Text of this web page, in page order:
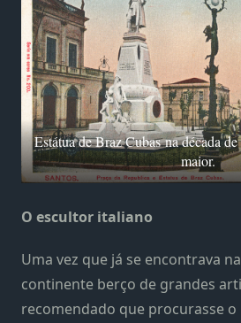
Estátua de Braz Cubas na década
maior.
O escultor italiano
Uma vez que já se encontrava
continente berço de grandes
recomendado que procurasse